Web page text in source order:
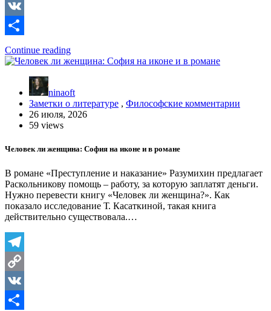
Copy
Link
VK
Отправить
Continue reading
ninaoft
Заметки о литературе , Философские комментарии
26 июля, 2026
59 views
Человек ли женщина: София на иконе и в романе
В романе «Преступление и наказание» Разумихин предлагает
Раскольникову помощь – работу, за которую заплатят деньги.
Нужно перевести книгу «Человек ли женщина?». Как
показало исследование Т. Касаткиной, такая книга
действительно существовала.…
Telegram
Copy
Link
VK